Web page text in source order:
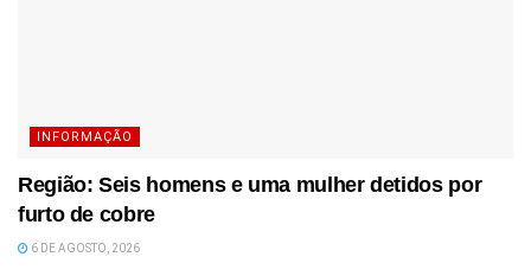
INFORMAÇÃO
Região: Seis homens e uma mulher detidos por
furto de cobre
6 DE AGOSTO, 2026